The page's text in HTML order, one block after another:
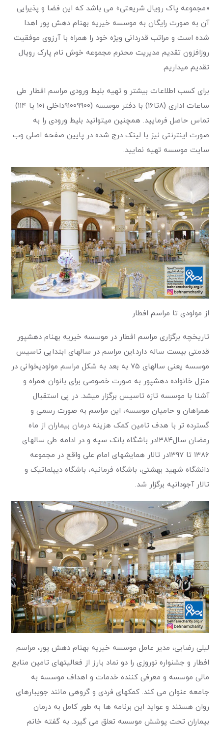
«مجموعه پاک رویال شریعتی» می باشد که این فضا و پذیرایی
آن به صورت رایگان به موسسه خیریه بهنام دهش پور اهدا
شده است و مراتب قدردانی ویژه خود را همراه با آرزوی موفقیت
روزافزون تقدیم مدیریت محترم مجموعه خوش نام پارک رویال
تقدیم می­داریم.
برای کسب اطلاعات بیشتر و تهیه بلیط ورودی مراسم افطار طی
ساعات اداری (۸تا۱۶) با دفتر موسسه (۹۱۰۰۹۹۰۰داخلی ۱۰۱ یا ۱۱۴)
تماس حاصل فرمایید. همچنین میتوانید بلیط ورودی را به
صورت اینترنتی نیز با لینک درج شده در پایین صفحه اصلی وب
سایت موسسه تهیه نمایید.
از مولودی تا مراسم افطار
تاریخچه برگزاری مراسم افطار در موسسه خیریه بهنام دهش­پور
قدمتی بیست ساله دارد.این مراسم در سالهای ابتدایی تاسیس
موسسه یعنی سالهای ۷۵ به بعد به شکل مراسم مولودی­خوانی در
منزل خانواده دهش­پور به صورت خصوصی برای بانوان همراه و
آشنا با موسسه تازه تاسیس برگزار میشد. در پی استقبال
همراهان و حامیان موسسه، این مراسم به صورت رسمی و
گسترده تر با هدف تامین کمک هزینه درمان بیماران از ماه
رمضان سال۱۳۸۴در باشگاه بانک سپه و در ادامه طی سالهای
۱۳۸۶ تا ۱۳۹۷در تالار همایشهای امام علی واقع در مجموعه
دانشگاه شهید بهشتی، باشگاه فرمانیه، باشگاه دیپلماتیک و
تالار آجودانیه برگزار شد.
لیلی رضایی، مدیر عامل موسسه خیریه بهنام دهش پور، مراسم
افطار و جشنواره نوروزی را دو نماد بارز از فعالیتهای تامین منابع
مالی موسسه و معرفی کننده خدمات و اهداف موسسه به
جامعه عنوان می کند. کمکهای فردی و گروهی مانند جویبارهای
روان هستند و عواید این برنامه ها به طور کامل به درمان
بیماران تحت پوشش موسسه تعلق می گیرد. به گفته خانم